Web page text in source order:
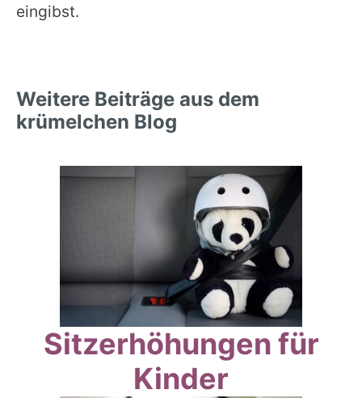
eingibst.
Weitere Beiträge aus dem
krümelchen Blog
Sitzerhöhungen für
Kinder